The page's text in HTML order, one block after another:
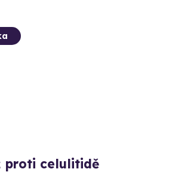
proti celulitidě